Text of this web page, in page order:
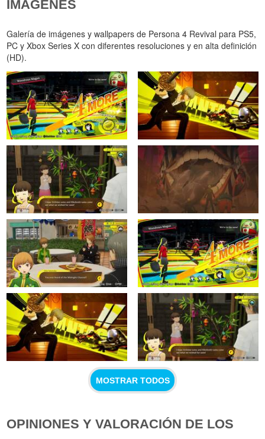
IMÁGENES
Galería de imágenes y wallpapers de Persona 4 Revival para PS5,
PC y Xbox Series X con diferentes resoluciones y en alta definición
(HD).
MOSTRAR TODOS
OPINIONES Y VALORACIÓN DE LOS